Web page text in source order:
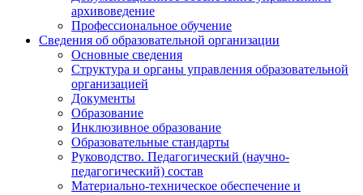
архивоведение
Профессиональное обучение
Сведения об образовательной организации
Основные сведения
Структура и органы управления образовательной
организацией
Документы
Образование
Инклюзивное образование
Образовательные стандарты
Руководство. Педагогический (научно-
педагогический) состав
Материально-техническое обеспечение и